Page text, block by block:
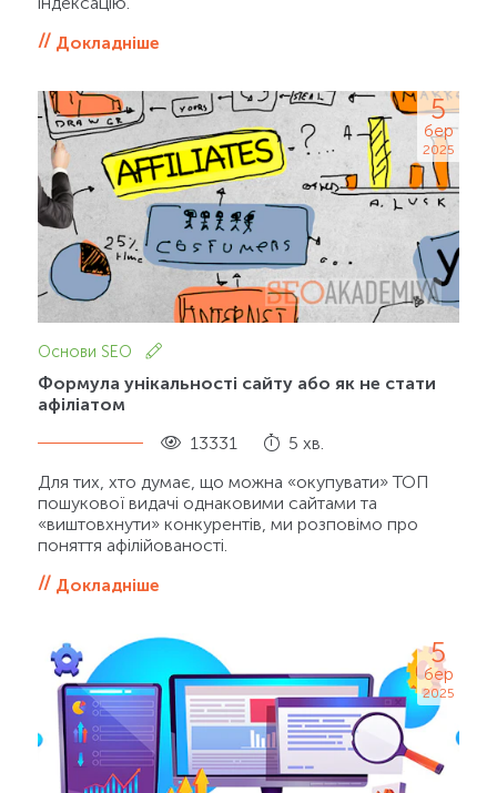
Докладніше
5
бер
2025
Основи SEO
Формула унікальності сайту або як не стати
афіліатом
13331 5 хв.
Для тих, хто думає, що можна «окупувати» ТОП
пошукової видачі однаковими сайтами та
«виштовхнути» конкурентів, ми розповімо про
поняття афілійованості.
Докладніше
5
бер
2025